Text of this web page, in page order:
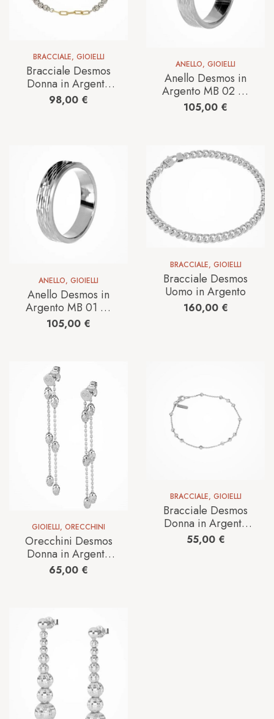
BRACCIALE, GIOIELLI
Bracciale Desmos
Donna in Argento
CRYSTAL NOVA GW
16.5
98,00 €
ANELLO, GIOIELLI
Anello Desmos in
Argento MB 02 W
9/20
105,00 €
ANELLO, GIOIELLI
Anello Desmos in
Argento MB 01 W
9/20
105,00 €
BRACCIALE, GIOIELLI
Bracciale Desmos
Uomo in Argento
160,00 €
GIOIELLI, ORECCHINI
Orecchini Desmos
Donna in Argento
STATION
TYPHOON 3 W 2 F
65,00 €
BRACCIALE, GIOIELLI
Bracciale Desmos
Donna in Argento
STATION MOON
3+1 W 16,5
55,00 €